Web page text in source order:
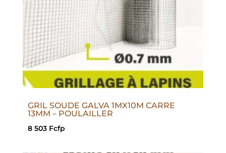
GRIL SOUDE GALVA 1MX10M CARRE
13MM – POULAILLER
8 503 Fcfp